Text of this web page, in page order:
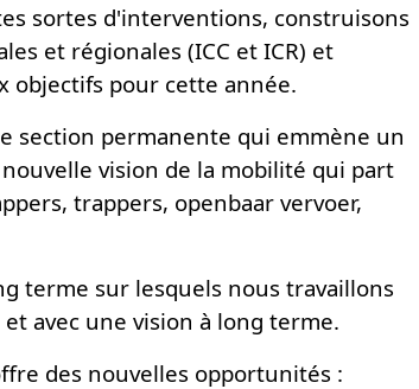
sortes d'interventions, construisons
et régionales (ICC et ICR) et
objectifs pour cette année.
section permanente qui emmène un
vision de la mobilité qui part
trappers, openbaar vervoer,
terme sur lesquels nous travaillons
avec une vision à long terme.
des nouvelles opportunités :